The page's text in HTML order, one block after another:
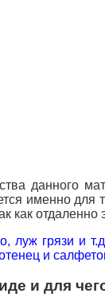
данного
именно
как
грязи и
и
и для